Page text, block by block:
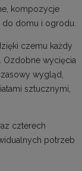
kompozycje
do domu i ogrodu.
czemu każdy
Ozdobne wycięcia
wygląd,
sztucznymi,
czterech
potrzeb